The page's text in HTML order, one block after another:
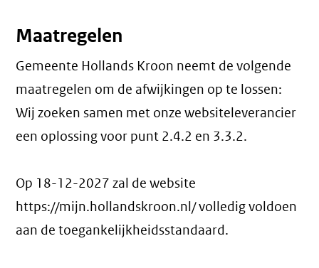
Maatregelen
Gemeente Hollands Kroon neemt de volgende
maatregelen om de afwijkingen op te lossen:
Wij zoeken samen met onze websiteleverancier
een oplossing voor punt 2.4.2 en 3.3.2.
Op 18-12-2027 zal de website
https://mijn.hollandskroon.nl/ volledig voldoen
aan de toegankelijkheidsstandaard.